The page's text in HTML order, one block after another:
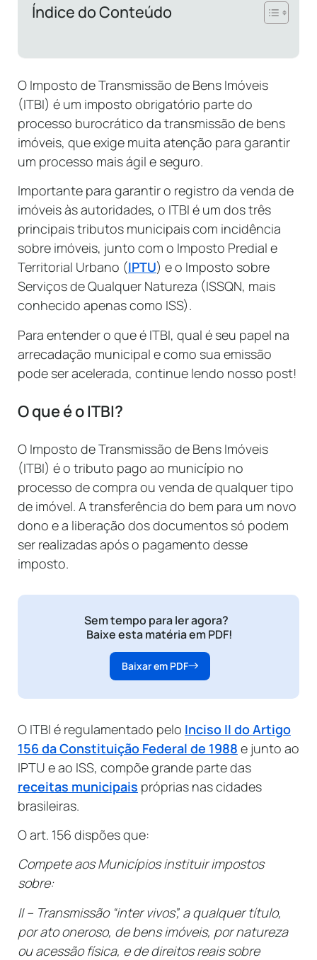
Índice do Conteúdo
O Imposto de Transmissão de Bens Imóveis
(ITBI) é um imposto obrigatório parte do
processo burocrático da transmissão de bens
imóveis, que exige muita atenção para garantir
um processo mais ágil e seguro.
Importante para garantir o registro da venda de
imóveis às autoridades, o ITBI é um dos três
principais tributos municipais com incidência
sobre imóveis, junto com o Imposto Predial e
Territorial Urbano (IPTU) e o Imposto sobre
Serviços de Qualquer Natureza (ISSQN, mais
conhecido apenas como ISS).
Para entender o que é ITBI, qual é seu papel na
arrecadação municipal e como sua emissão
pode ser acelerada, continue lendo nosso post!
O que é o ITBI?
O Imposto de Transmissão de Bens Imóveis
(ITBI) é o tributo pago ao município no
processo de compra ou venda de qualquer tipo
de imóvel. A transferência do bem para um novo
dono e a liberação dos documentos só podem
ser realizadas após o pagamento desse
imposto.
Sem tempo para ler agora?
Baixe esta matéria em PDF!
Baixar em PDF
O ITBI é regulamentado pelo Inciso II do Artigo
156 da Constituição Federal de 1988 e junto ao
IPTU e ao ISS, compõe grande parte das
receitas municipais próprias nas cidades
brasileiras.
O art. 156 dispões que:
Compete aos Municípios instituir impostos
sobre:
II – Transmissão “inter vivos”, a qualquer título,
por ato oneroso, de bens imóveis, por natureza
ou acessão física, e de direitos reais sobre